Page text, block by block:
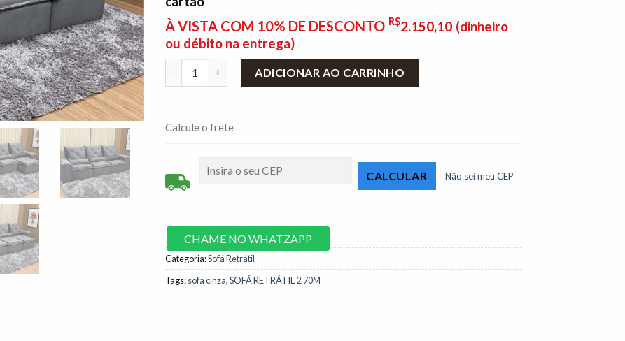
À VISTA COM 10% DE DESCONTO R$2.150,10 (dinheiro
ou débito na entrega)
ADICIONAR AO CARRINHO
Calcule o frete
Não sei meu CEP
CHAME NO WHATZAPP
Categoria:Sofá Retrátil
Tags:sofa cinza,SOFÁ RETRÁTIL 2.70M